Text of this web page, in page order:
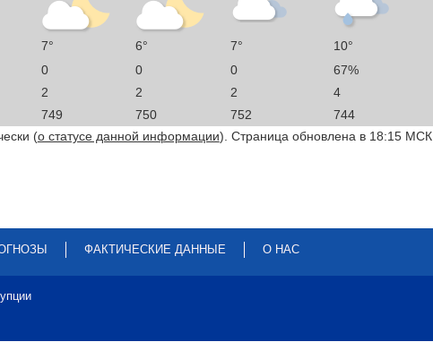
7° 6° 7° 10°
0 0 0 67%
2 2 2 4
749 750 752 744
(о статусе данной информации). Страница обновлена в 18:15 МСК
ФАКТИЧЕСКИЕ ДАННЫЕ О НАС